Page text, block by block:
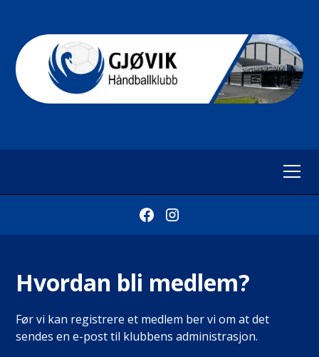
Hvordan bli medlem?
Før vi kan registrere et medlem ber vi om at det
sendes en e-post til klubbens administrasjon.